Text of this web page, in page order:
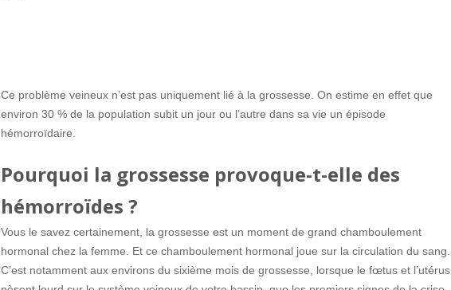
Ce problème veineux n’est pas uniquement lié à la grossesse. On estime en effet que
environ 30 % de la population subit un jour ou l’autre dans sa vie un épisode
hémorroïdaire.
Pourquoi la grossesse provoque-t-elle des
hémorroïdes ?
Vous le savez certainement, la grossesse est un moment de grand chamboulement
hormonal chez la femme. Et ce chamboulement hormonal joue sur la circulation du sang.
C’est notamment aux environs du sixième mois de grossesse, lorsque le fœtus et l’utérus